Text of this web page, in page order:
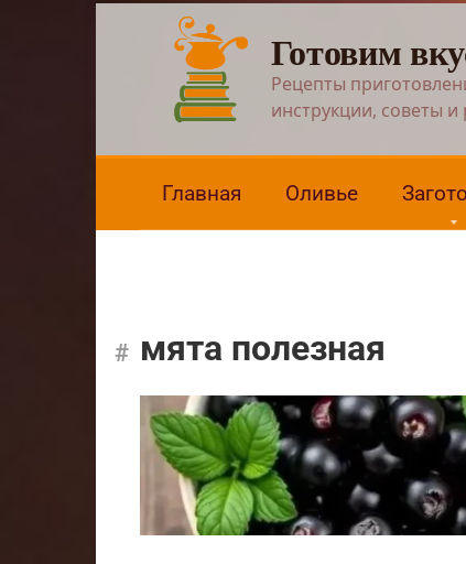
Готовим
Рецепты
инструкции, советы
Главная Оливье
мята полезная